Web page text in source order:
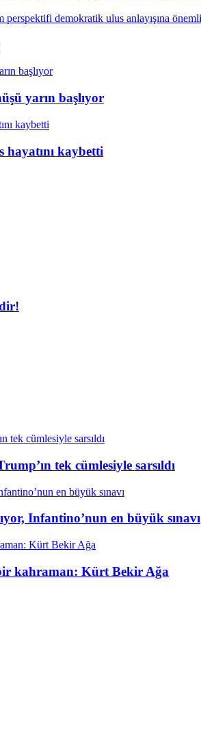
yarın başlıyor
hayatını kaybetti
tek cümlesiyle sarsıldı
Infantino’nun en büyük sınavı
kahraman: Kürt Bekir Ağa